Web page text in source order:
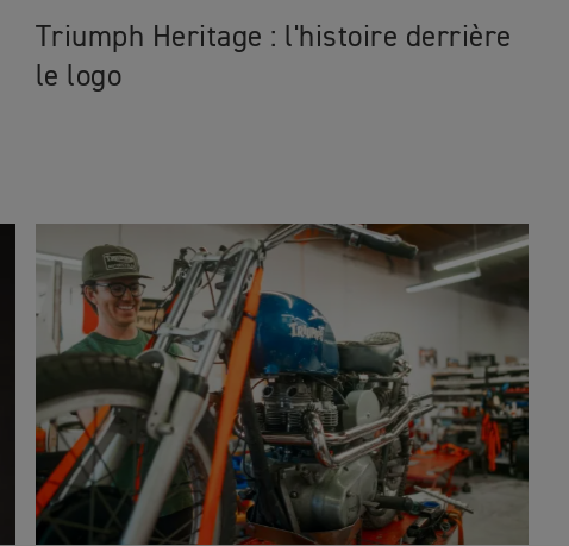
Triumph Heritage : l'histoire derrière
le logo